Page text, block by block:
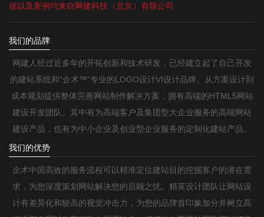
据以及案例均来自网建科技（北京）有限公司
我们的品牌
网建人经过近多年的开拓创新和技术研发，已经建立起了自己开发
的建站系统和“企术™”专业的LOGO设计VI设计品牌。从方案设计到
成本规划提供整体完善网站制作解决方案，拥有高端的HTML5网站
建设开发团队。其中有为高端客户及集团型大企业服务的高端网站
建设产品，也有为中小企业及创业型企业服务的定制化建站产品。
我们的优势
企术中国高效的服务流程可以精准定位建站目的挖掘客户的潜在需
求，为您深度策划网站解决您的后顾之忧。精英设计团队让网站设
计有差异化和较高的视觉冲击力，为您的品牌首印象加分并树立高